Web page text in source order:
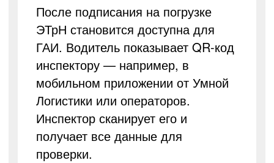
После подписания на погрузке
ЭТрН становится доступна для
ГАИ. Водитель показывает QR-код
инспектору — например, в
мобильном приложении от Умной
Логистики или операторов.
Инспектор сканирует его и
получает все данные для
проверки.